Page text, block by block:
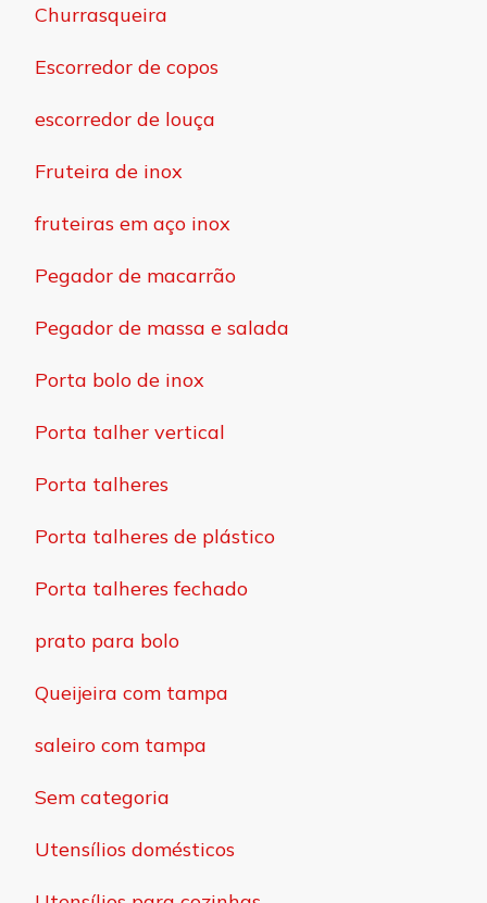
Churrasqueira
Escorredor de copos
escorredor de louça
Fruteira de inox
fruteiras em aço inox
Pegador de macarrão
Pegador de massa e salada
Porta bolo de inox
Porta talher vertical
Porta talheres
Porta talheres de plástico
Porta talheres fechado
prato para bolo
Queijeira com tampa
saleiro com tampa
Sem categoria
Utensílios domésticos